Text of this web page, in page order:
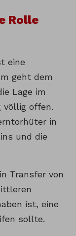
Rolle
eine
geht dem
Lage im
offen.
in
und die
Transfer von
ist, eine
sollte.